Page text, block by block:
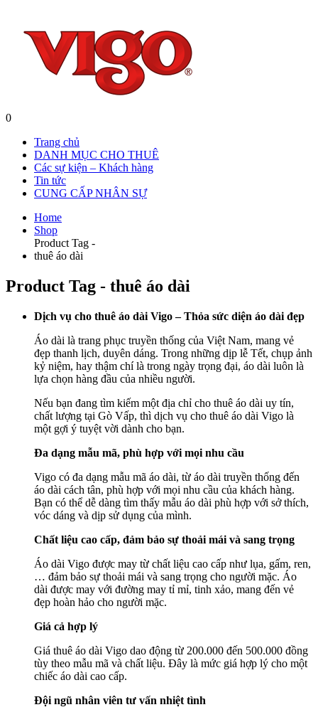
0
Trang chủ
DANH MỤC CHO THUÊ
Các sự kiện – Khách hàng
Tin tức
CUNG CẤP NHÂN SỰ
Home
Shop
Product Tag -
thuê áo dài
Product Tag - thuê áo dài
Dịch vụ cho thuê áo dài Vigo – Thỏa sức diện áo dài đẹp
Áo dài là trang phục truyền thống của Việt Nam, mang vẻ
đẹp thanh lịch, duyên dáng. Trong những dịp lễ Tết, chụp ảnh
kỷ niệm, hay thậm chí là trong ngày trọng đại, áo dài luôn là
lựa chọn hàng đầu của nhiều người.
Nếu bạn đang tìm kiếm một địa chỉ cho thuê áo dài uy tín,
chất lượng tại Gò Vấp, thì dịch vụ cho thuê áo dài Vigo là
một gợi ý tuyệt vời dành cho bạn.
Đa dạng mẫu mã, phù hợp với mọi nhu cầu
Vigo có đa dạng mẫu mã áo dài, từ áo dài truyền thống đến
áo dài cách tân, phù hợp với mọi nhu cầu của khách hàng.
Bạn có thể dễ dàng tìm thấy mẫu áo dài phù hợp với sở thích,
vóc dáng và dịp sử dụng của mình.
Chất liệu cao cấp, đảm bảo sự thoải mái và sang trọng
Áo dài Vigo được may từ chất liệu cao cấp như lụa, gấm, ren,
… đảm bảo sự thoải mái và sang trọng cho người mặc. Áo
dài được may với đường may tỉ mỉ, tinh xảo, mang đến vẻ
đẹp hoàn hảo cho người mặc.
Giá cả hợp lý
Giá thuê áo dài Vigo dao động từ 200.000 đến 500.000 đồng
tùy theo mẫu mã và chất liệu. Đây là mức giá hợp lý cho một
chiếc áo dài cao cấp.
Đội ngũ nhân viên tư vấn nhiệt tình